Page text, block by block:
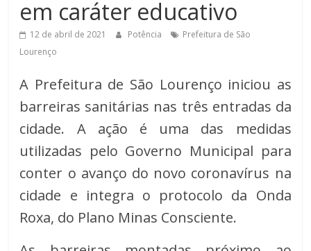
de
Minas
em caráter educativo
12 de abril de 2021 Potência
Prefeitura de São
Lourenço
A Prefeitura de São Lourenço iniciou as
barreiras sanitárias nas três entradas da
cidade. A ação é uma das medidas
utilizadas pelo Governo Municipal para
conter o avanço do novo coronavírus na
cidade e integra o protocolo da Onda
Roxa, do Plano Minas Consciente.